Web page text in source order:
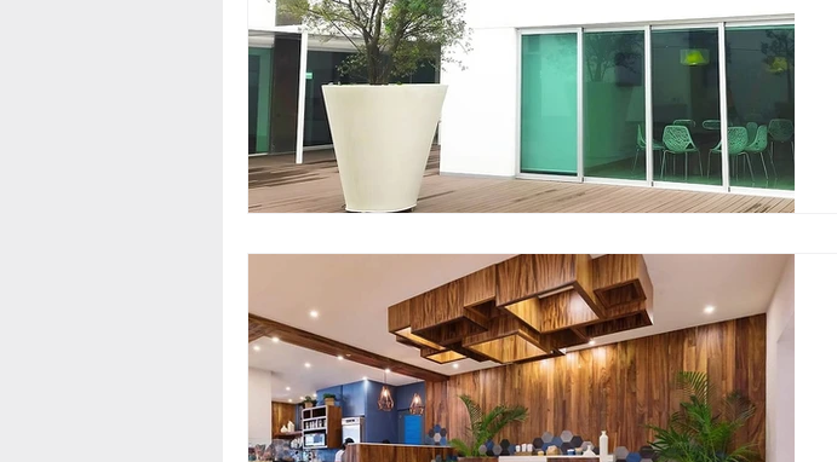
Macetas con Herrería Maceteros Gigantes Cempasúchil
macetas de autorriego Macetas Iluminadas Plato Base
Macetas gigantes Macetas grandes Diseño de Exteriores